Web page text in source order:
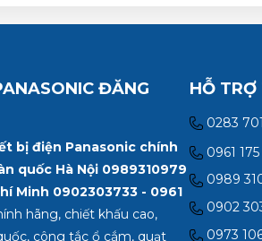
ĐĂNG
bị điện Panasonic chính
quốc Hà Nội 0989310979
Minh 0902303733 - 0961
hãng, chiết khấu cao,
công tắc ổ cắm, quạt
HỖ TRỢ
0283
0961
0989
0902
0973